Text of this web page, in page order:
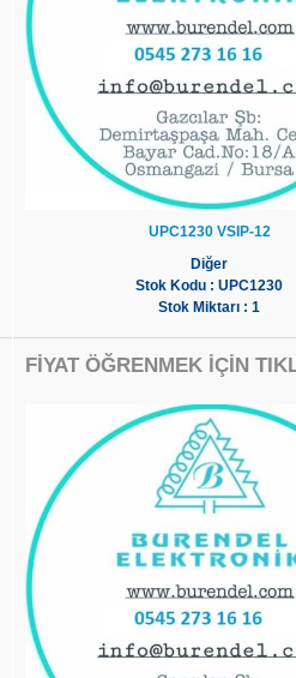
UPC1230 VSIP-12
Diğer
Stok Kodu : UPC1230
Stok Miktarı : 1
FİYAT ÖĞRENMEK İÇİN